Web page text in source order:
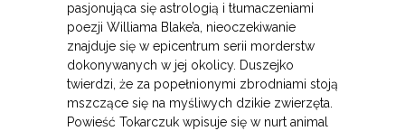
pasjonująca się astrologią i tłumaczeniami
poezji Williama Blake’a, nieoczekiwanie
znajduje się w epicentrum serii morderstw
dokonywanych w jej okolicy. Duszejko
twierdzi, że za popełnionymi zbrodniami stoją
mszczące się na myśliwych dzikie zwierzęta.
Powieść Tokarczuk wpisuje się w nurt animal